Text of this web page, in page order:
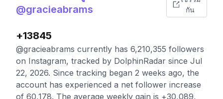
@gracieabrams
กัน
+13845
@gracieabrams currently has 6,210,355 followers
on Instagram, tracked by DolphinRadar since Jul
22, 2026. Since tracking began 2 weeks ago, the
account has experienced a net follower increase
of 60,178. The average weekly gain is +30,089,